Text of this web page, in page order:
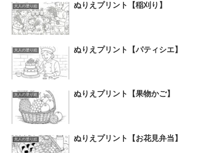
大人の塗り絵 ぬりえプリント【稲刈り】
大人の塗り絵 ぬりえプリント【パティシエ】
大人の塗り絵 ぬりえプリント【果物かご】
大人の塗り絵 ぬりえプリント【お花見弁当】